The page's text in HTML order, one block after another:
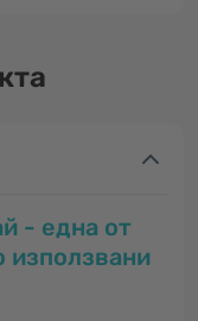
- една от
използвани